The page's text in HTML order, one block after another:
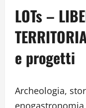
LOTs –
e progetti
Archeologia,